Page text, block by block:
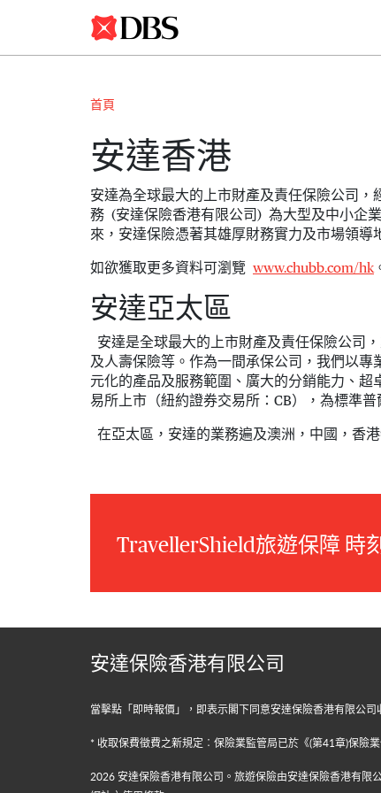
首頁
安達香港
安達為全球最大的上市財產及責任保險公司
務 (安達保險香港有限公司) 為大型及中小企
來，安達保險憑著其雄厚財務實力及市場領
如欲獲取更多資料可瀏覽 www.chubb.com/hk
安達亞太區
安達是全球最大的上市財產及責任保險公司
及人壽保險等。作為一間承保公司，我們以
元化的產品及服務範圍、廣大的分銷能力、
易所上市（紐約證券交易所：CB），為標準
在亞太區，安達的業務遍及澳洲，中國，香
TravellerShield旅遊保障 時
安達保險香港有限公司
當擊點「即時報價」，即表示閣下同意安達保險香港有限公
* 收取保費徵費之新規定︰保險業監管局已於《(第41章)保險
2026安達保險香港有限公司。旅遊保險由安達保險香港有限